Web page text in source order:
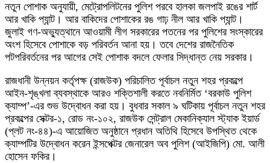
নতুন পোশাক অনুযায়ী, মেট্রোপলিটনের পুলিশ পরবে হালকা জলপাই রঙের শার্ট
আর খাকি প্যান্ট। আর বাকিদের পোশাকের রঙ গাঢ় নীল আর খাকি প্যান্ট।
জুলাই গণ-অভ্যুত্থানে আওয়ামী লীগ সরকারের পতনের পর পুলিশের সংস্কারের
অংশ হিসেবে পোশাকে বড় পরিবর্তন আনা হয়। তবে দেশের রাজনৈতিক
পটপরিবর্তনের পর আগের সেই পোশাক বদলে ফেলার সিদ্ধান্ত নেয় সরকার।
রাজধানী উন্নয়ন কর্তৃপক্ষ (রাজউক) পরিচালিত পূর্বাচল নতুন শহর প্রকল্পে
আইন-শৃঙ্খলা ব্যবস্থাকে আরও শক্তিশালী করতে নবনির্মিত ‘বরকাউ পুলিশ
ক্যাম্প’-এর শুভ উদ্বোধন করা হয়। বুধবার সকাল ৯ ঘটিকায় পূর্বাচল নতুন শহর
প্রকল্পের সেক্টর-১, রোড নং-১০২, রাজউক সেন্ট্রাল মেকানিক্যাল স্ট্যাক ইয়ার্ড
(প্লট নং-৪৪)-এ আয়োজিত অনুষ্ঠানে প্রধান অতিথি হিসেবে উপস্থিত থেকে
ক্যাম্পটির উদ্বোধন করেন ইন্সপেক্টর জেনারেল অব পুলিশ (আইজিপি) মো. আলী
হোসেন ফকির।